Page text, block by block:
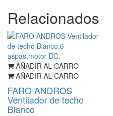
Relacionados
AÑADIR AL CARRO
AÑADIR AL CARRO
FARO ANDROS
Ventilador de techo
Blanco